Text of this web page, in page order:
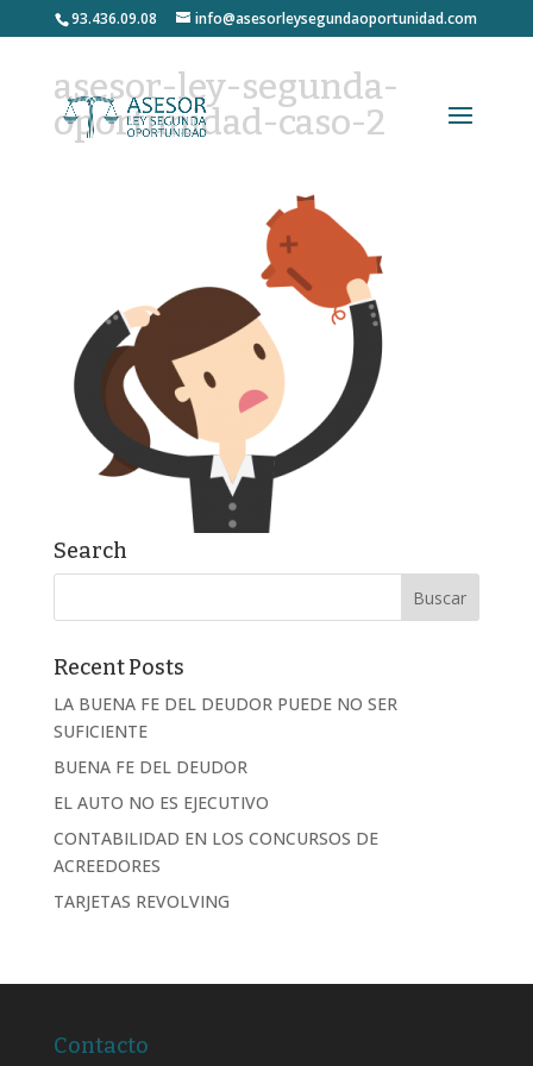
93.436.09.08 info@asesorleysegundaoportunidad.com
asesor-ley-segunda-
oportunidad-caso-2
Search
Recent Posts
LA BUENA FE DEL DEUDOR PUEDE NO SER
SUFICIENTE
BUENA FE DEL DEUDOR
EL AUTO NO ES EJECUTIVO
CONTABILIDAD EN LOS CONCURSOS DE
ACREEDORES
TARJETAS REVOLVING
Contacto